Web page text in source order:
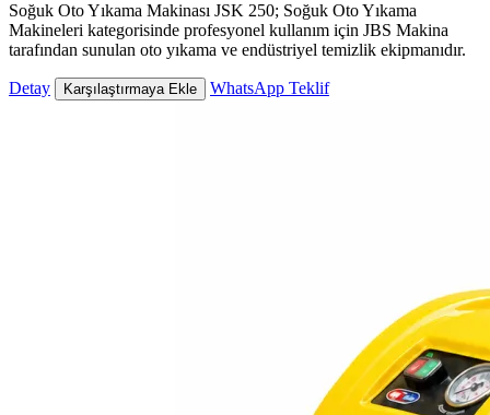
Soğuk Oto Yıkama Makinası JSK 250; Soğuk Oto Yıkama
Makineleri kategorisinde profesyonel kullanım için JBS Makina
tarafından sunulan oto yıkama ve endüstriyel temizlik ekipmanıdır.
Detay Karşılaştırmaya Ekle WhatsApp Teklif